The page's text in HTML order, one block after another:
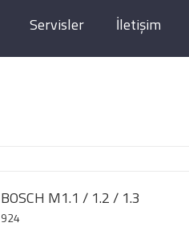
Servisler İletişim
BOSCH M1.1 / 1.2 / 1.3
924